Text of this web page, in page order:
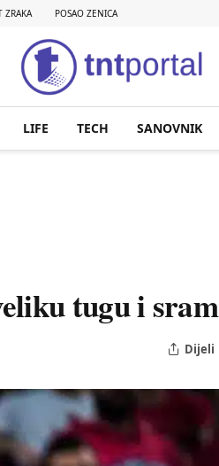
ZRAKA POSAO ZENICA
LIFE TECH SANOVNIK
tugu i sram
Dijeli